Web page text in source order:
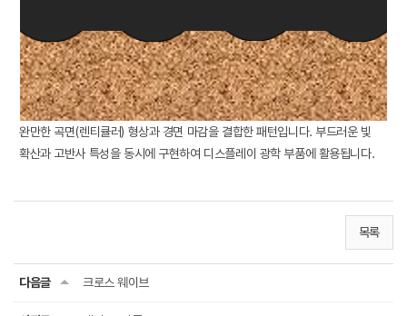
완만한 곡면(렌티큘러) 형상과 경면 마감을 결합한 패턴입니다. 부드러운 빛
확산과 고반사 특성을 동시에 구현하여 디스플레이 광학 부품에 활용됩니다.
목록
다음글 크로스 웨이브